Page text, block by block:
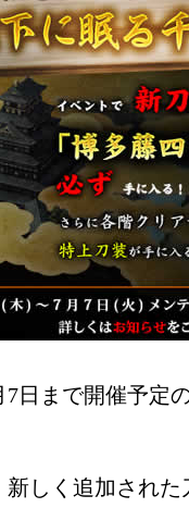
7日まで開催予定
しく追加された